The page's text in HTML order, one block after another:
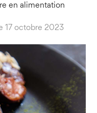
en alimentation
17 octobre 2023